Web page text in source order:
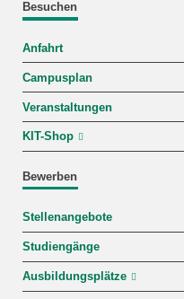
Besuchen
Anfahrt
Campusplan
Veranstaltungen
KIT-Shop
Bewerben
Stellenangebote
Studiengänge
Ausbildungsplätze